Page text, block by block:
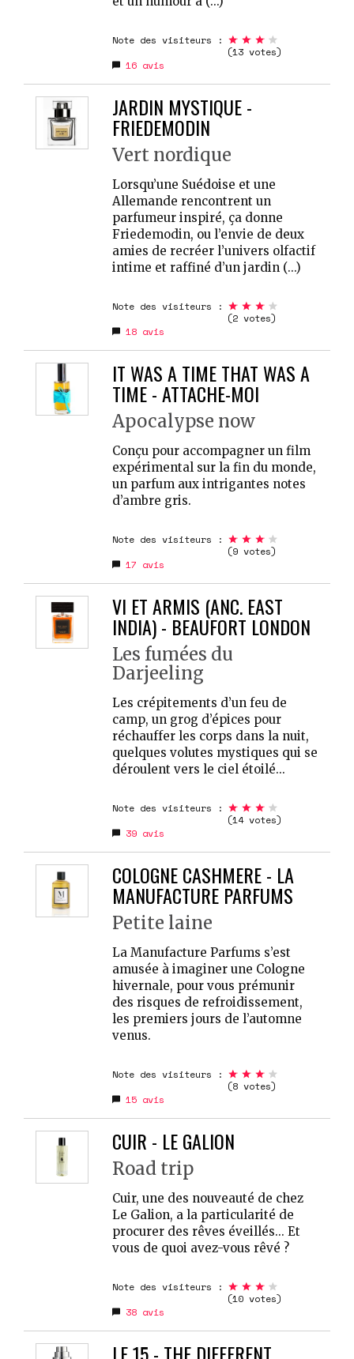
Note des visiteurs :
(13 votes)
16 avis
JARDIN MYSTIQUE -
FRIEDEMODIN
Vert nordique
Lorsqu’une Suédoise et une
Allemande rencontrent un
parfumeur inspiré, ça donne
Friedemodin, ou l’envie de deux
amies de recréer l’univers olfactif
intime et raffiné d’un jardin (...)
Note des visiteurs :
(2 votes)
18 avis
IT WAS A TIME THAT WAS A
TIME - ATTACHE-MOI
Apocalypse now
Conçu pour accompagner un film
expérimental sur la fin du monde,
un parfum aux intrigantes notes
d’ambre gris.
Note des visiteurs :
(9 votes)
17 avis
VI ET ARMIS (ANC. EAST
INDIA) - BEAUFORT LONDON
Les fumées du
Darjeeling
Les crépitements d’un feu de
camp, un grog d’épices pour
réchauffer les corps dans la nuit,
quelques volutes mystiques qui se
déroulent vers le ciel étoilé...
Note des visiteurs :
(14 votes)
39 avis
COLOGNE CASHMERE - LA
MANUFACTURE PARFUMS
Petite laine
La Manufacture Parfums s’est
amusée à imaginer une Cologne
hivernale, pour vous prémunir
des risques de refroidissement,
les premiers jours de l’automne
venus.
Note des visiteurs :
(8 votes)
15 avis
CUIR - LE GALION
Road trip
Cuir, une des nouveauté de chez
Le Galion, a la particularité de
procurer des rêves éveillés... Et
vous de quoi avez-vous rêvé ?
Note des visiteurs :
(10 votes)
38 avis
LE 15 - THE DIFFERENT